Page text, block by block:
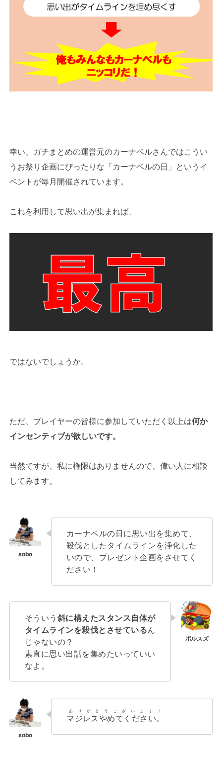
幸い、ガチまとめの運営元のカーナベルさんではこうい
うお祭り企画にぴったりな「カーナベルの日」というイ
ベントが毎月開催されています。
これを利用して思い出が集まれば、
ではないでしょうか。
ただ、プレイヤーの皆様に参加していただく以上は何か
インセンティブが欲しいです。
当然ですが、私に権限はありませんので、偉い人に相談
してみます。
カーナベルの日に思い出を集めて、
殺伐としたタイムラインを浄化した
いので、プレゼント企画をさせてく
ださい！
そういう 斜に構えたスタンス自体が
タイムラインを殺伐とさせているん
じゃないの？
素直に思い出話を集めたいっていい
なよ。
マジレスやめてください。
ありがとうございます！